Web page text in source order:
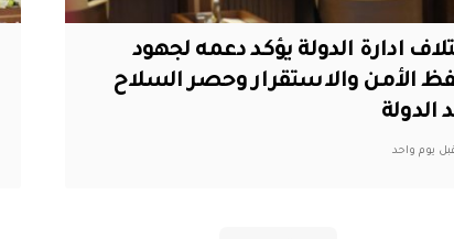
ادارة الدولة يؤكد دعمه لجهود
الأمن والاستقرار وحصر السلاح
الدولة
يوم واحد